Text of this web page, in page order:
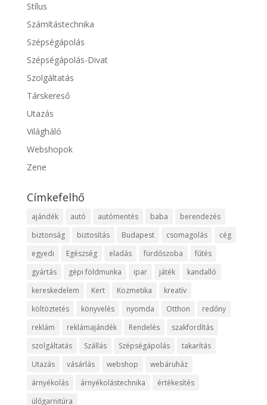
Stílus
Számítástechnika
Szépségápolás
Szépségápolás-Divat
Szolgáltatás
Társkereső
Utazás
Világháló
Webshopok
Zene
Címkefelhő
ajándék autó autómentés baba
berendezés
biztonság
biztosítás Budapest csomagolás
cég
egyedi
Egészség eladás fürdőszoba
fűtés
gyártás
gépi földmunka ipar játék
kandalló
kereskedelem
Kert Kozmetika
kreatív
költöztetés
könyvelés nyomda Otthon
redőny
reklám
reklámajándék Rendelés
szakfordítás
szolgáltatás
Szállás Szépségápolás
takarítás
Utazás
vásárlás webshop
webáruház
árnyékolás
árnyékolástechnika
értékesítés
ülőgarnitúra